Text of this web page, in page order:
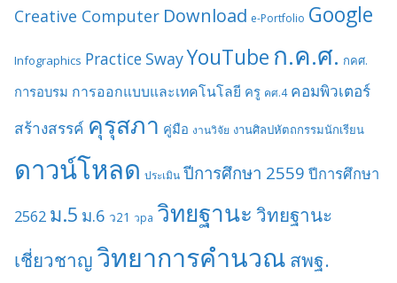
Creative Computer Download e-Portfolio Google
Infographics Practice SwayYouTubeก.ค.ศ. กคศ.
การอบรม การออกแบบและเทคโนโลยี ครู คศ.4 คอมพิวเตอร์
สร้างสรรค์ คุรุสภา คู่มือ งานวิจัย งานศิลปหัตถกรรมนักเรียน
ดาวน์โหลด ประเมิน ปีการศึกษา 2559 ปีการศึกษา
2562 ม.5 ม.6 ว21 วpa วิทยฐานะ วิทยฐานะ
เชี่ยวชาญวิทยาการคำนวณ สพฐ.